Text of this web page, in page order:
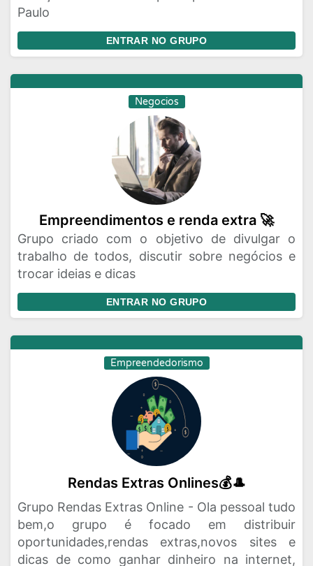
Paulo
ENTRAR NO GRUPO
Negocios
Empreendimentos e renda extra 🚀
Grupo criado com o objetivo de divulgar o
trabalho de todos, discutir sobre negócios e
trocar ideias e dicas
ENTRAR NO GRUPO
Empreendedorismo
Rendas Extras Onlines💰🎩
Grupo Rendas Extras Online - Ola pessoal tudo
bem,o grupo é focado em distribuir
oportunidades,rendas extras,novos sites e
dicas de como ganhar dinheiro na internet,